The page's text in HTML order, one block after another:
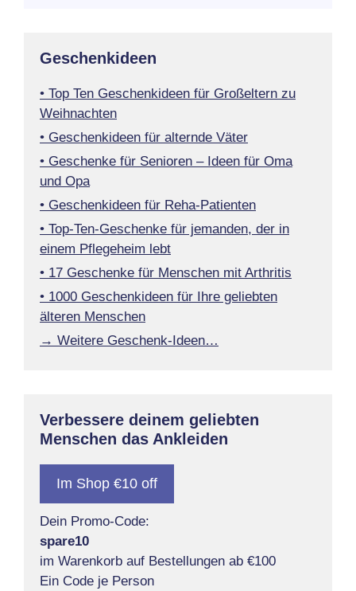
Geschenkideen
• Top Ten Geschenkideen für Großeltern zu
Weihnachten
• Geschenkideen für alternde Väter
• Geschenke für Senioren – Ideen für Oma
und Opa
• Geschenkideen für Reha-Patienten
• Top-Ten-Geschenke für jemanden, der in
einem Pflegeheim lebt
• 17 Geschenke für Menschen mit Arthritis
• 1000 Geschenkideen für Ihre geliebten
älteren Menschen
→ Weitere Geschenk-Ideen…
Verbessere deinem geliebten
Menschen das Ankleiden
Im Shop €10 off
Dein Promo-Code:
spare10
im Warenkorb auf Bestellungen ab €100
Ein Code je Person